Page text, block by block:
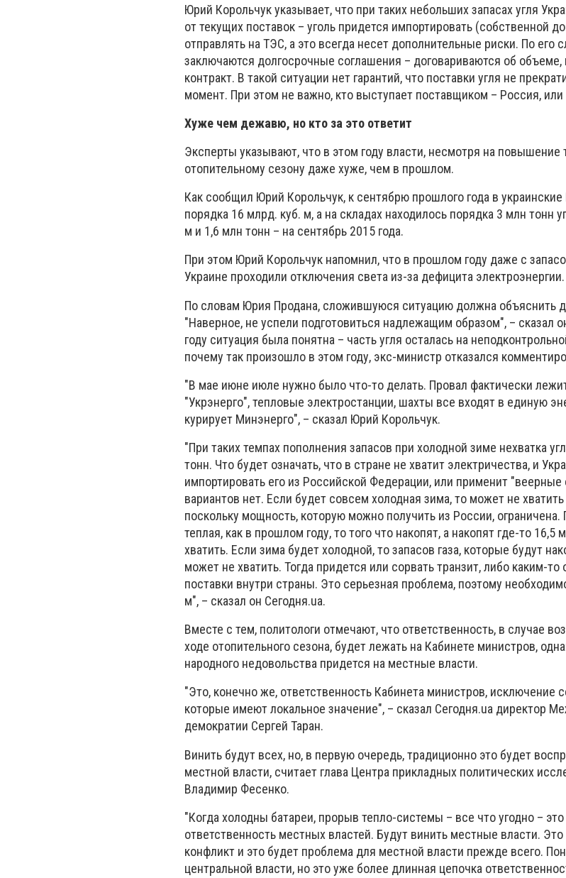
Юрий Корольчук указывает, что при таких небольших запасах угля
от текущих поставок – уголь придется импортировать (собственной
отправлять на ТЭС, а это всегда несет дополнительные риски. По его
заключаются долгосрочные соглашения – договариваются об
контракт. В такой ситуации нет гарантий, что поставки угля не
момент. При этом не важно, кто выступает поставщиком – Россия,
Хуже чем дежавю, но кто за это ответит
Эксперты указывают, что в этом году власти, несмотря на повышение
отопительному сезону даже хуже, чем в прошлом.
Как сообщил Юрий Корольчук, к сентябрю прошлого года в
порядка 16 млрд. куб. м, а на складах находилось порядка 3 млн тонн
м и 1,6 млн тонн – на сентябрь 2015 года.
При этом Юрий Корольчук напомнил, что в прошлом году даже с
Украине проходили отключения света из-за дефицита электроэнергии.
По словам Юрия Продана, сложившуюся ситуацию должна объяснить
"Наверное, не успели подготовиться надлежащим образом", – сказал
году ситуация была понятна – часть угля осталась на
почему так произошло в этом году, экс-министр отказался
"В мае июне июле нужно было что-то делать. Провал фактически
"Укрэнерго", тепловые электростанции, шахты все входят в единую
курирует Минэнерго", – сказал Юрий Корольчук.
"При таких темпах пополнения запасов при холодной зиме нехватка
тонн. Что будет означать, что в стране не хватит электричества, и
импортировать его из Российской Федерации, или применит
вариантов нет. Если будет совсем холодная зима, то может не
поскольку мощность, которую можно получить из России, ограничена.
теплая, как в прошлом году, то того что накопят, а накопят где-то
хватить. Если зима будет холодной, то запасов газа, которые будут
может не хватить. Тогда придется или сорвать транзит, либо каким-то
поставки внутри страны. Это серьезная проблема, поэтому
м", – сказал он Сегодня.ua.
Вместе с тем, политологи отмечают, что ответственность, в случае
ходе отопительного сезона, будет лежать на Кабинете министров,
народного недовольства придется на местные власти.
"Это, конечно же, ответственность Кабинета министров, исключение
которые имеют локальное значение", – сказал Сегодня.ua директор
демократии Сергей Таран.
Винить будут всех, но, в первую очередь, традиционно это будет
местной власти, считает глава Центра прикладных политических
Владимир Фесенко.
"Когда холодны батареи, прорыв тепло-системы – все что угодно –
ответственность местных властей. Будут винить местные власти.
конфликт и это будет проблема для местной власти прежде всего.
центральной власти, но это уже более длинная цепочка